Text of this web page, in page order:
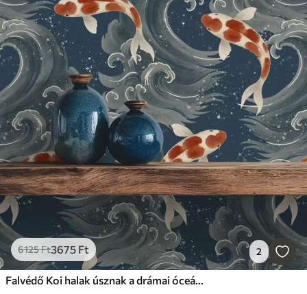
6125Ft3675 Ft 2
Falvédő Koi halak úsznak a drámai óceáni hullámok között